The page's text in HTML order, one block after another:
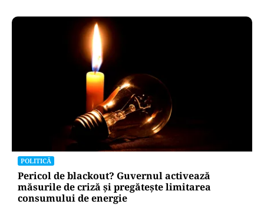
POLITICĂ
Pericol de blackout? Guvernul activează
măsurile de criză și pregătește limitarea
consumului de energie